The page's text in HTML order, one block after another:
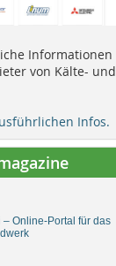
Informationen
von Kälte- und
Infos.
– Online-Portal für das